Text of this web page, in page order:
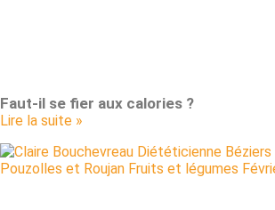
Faut-il se fier aux calories ?
Lire la suite »